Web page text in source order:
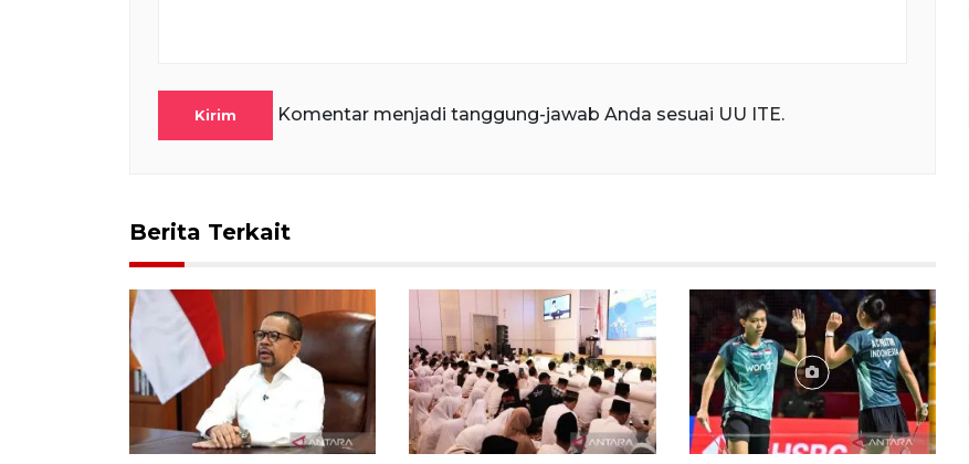
Kirim Komentar menjadi tanggung-jawab Anda sesuai UU ITE.
Berita Terkait